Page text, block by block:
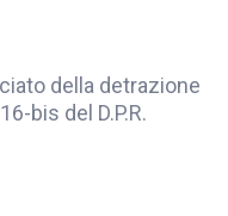
della detrazione
bis del D.P.R.